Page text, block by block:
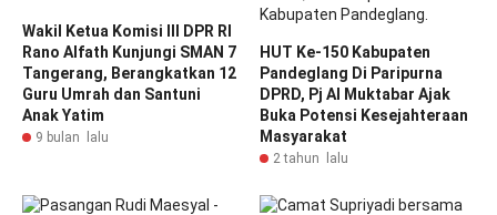
Wakil Ketua Komisi III DPR RI
Rano Alfath Kunjungi SMAN 7
Tangerang, Berangkatkan 12
Guru Umrah dan Santuni
Anak Yatim
9 bulan lalu
HUT Ke-150 Kabupaten
Pandeglang Di Paripurna
DPRD, Pj Al Muktabar Ajak
Buka Potensi Kesejahteraan
Masyarakat
2 tahun lalu